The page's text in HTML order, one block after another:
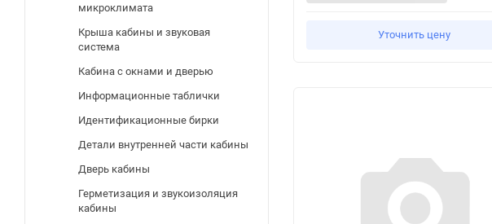
микроклимата
Крыша кабины и звуковая
система
Кабина с окнами и дверью
Информационные таблички
Идентификационные бирки
Детали внутренней части кабины
Дверь кабины
Герметизация и звукоизоляция
кабины
Уточнить цену